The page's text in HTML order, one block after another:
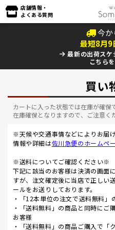
店舗情報・
よくある質問
今か
最短8月9
最新の出荷スケ
こちら
買い
カートに入った状態では在庫が確保
在庫確保となりますので、ご注意く
※天候や交通事情などによりお届
情報や詳細は佐川急便のホームペ
※送料についてご確認ください※
下記に該当のお客様は決済の画面
すが、注文確定後に当店で正しい
ールをお送りしております。
・「12本単位の注文で送料無料」
・「送料無料」の商品と同時にご
お客様
・「送料無料」の商品ご購入で「